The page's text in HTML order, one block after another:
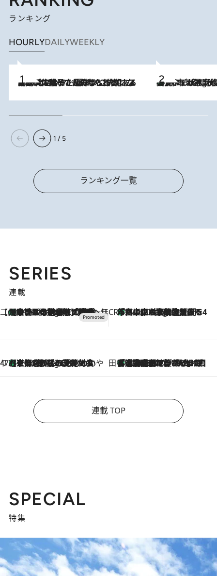
ランキング
HOURLYDAILYWEEKLY
2026.8.5
【阿川佐和子さんの年とる力】なぜ70代で始めた趣味は“こんなに楽しい”のか？ ピアノ、俳句…スランプに陥っても続けられる“ある秘訣”とは 9 Hours Ago
美食、デザイン、ホスピタリティのすべてが最高峰！ ノルウェー第4の都市スタヴァンゲルの
1 / 5
ランキング一覧
SERIES
連載
【CREA×星野リゾート】唯一無二。癒しと発見が待つ場所へ
7 Hours Ago
【トンボの足水浴】ヒノキの香りに包まれて涼感マックス！約13℃の湧水かけ流しを避暑地「星野温泉 トンボの湯」で体験 CREA'S CHOICE
9 Hours Ago
「立川にも歌舞伎があるんだよ」 片岡仁左衛門・市川中車ら豪華座組みで4年目の立川立飛歌舞伎へ
47都道府県の手みやげ ひんやりスイーツで夏を満喫
9 Hours Ago
【京都府】この夏絶対食べたい 冷やしておいしいおやつ3選 ひと口目から心を掴む新緑のテリーヌ 田中稲の勝手に再ブーム
2026.8.7
「湘南乃風に憧れて」観客大盛上がりの“タオル回し”に、ラッパー顔負けの高速歌唱まで…さだまさし（74）のアグレッシブすぎる現在地
連載 TOP
SPECIAL
特集